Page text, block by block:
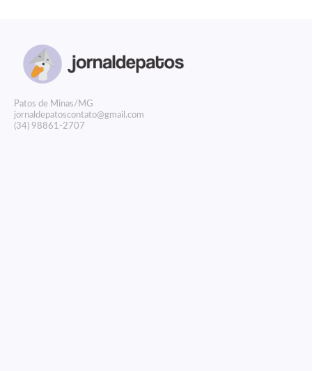
Patos de Minas/MG
jornaldepatoscontato@gmail.com
(34) 98861-2707